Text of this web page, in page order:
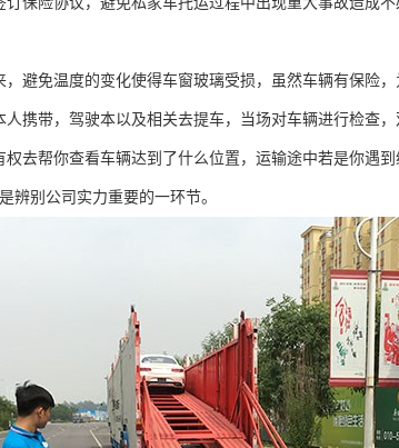
避免温度的变化使得车窗玻璃受损，虽然车辆有保险
携带，驾驶本以及相关去提车，当场对车辆进行检查，
去帮你查看车辆达到了什么位置，运输途中若是你遇
辨别公司实力重要的一环节。